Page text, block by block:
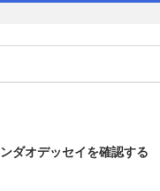
ダオデッセイを確認する